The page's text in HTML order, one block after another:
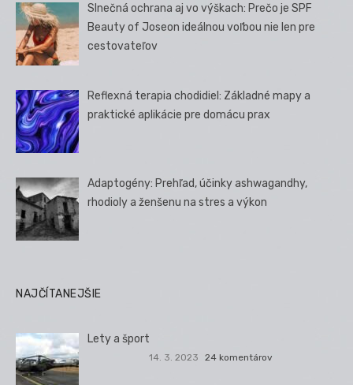
Slnečná ochrana aj vo výškach: Prečo je SPF
Beauty of Joseon ideálnou voľbou nie len pre
cestovateľov
Reflexná terapia chodidiel: Základné mapy a
praktické aplikácie pre domácu prax
Adaptogény: Prehľad, účinky ashwagandhy,
rhodioly a ženšenu na stres a výkon
NAJČÍTANEJŠIE
Lety a šport
14. 3. 2023 24 komentárov